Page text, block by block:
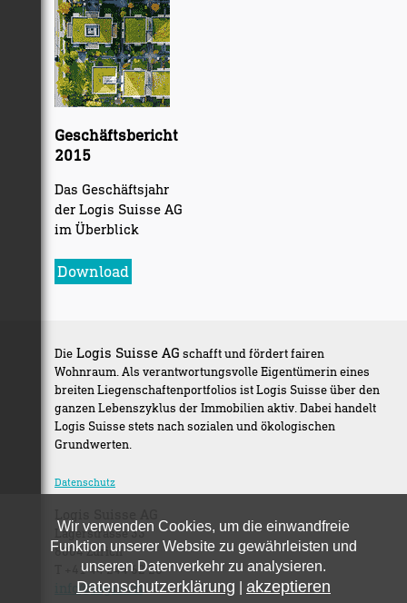
Geschäftsbericht
2015
Das Geschäftsjahr
der Logis Suisse AG
im Überblick
Download
Die Logis Suisse AG schafft und fördert fairen
Wohnraum. Als verantwortungsvolle Eigentümerin eines
breiten Liegenschaftenportfolios ist Logis Suisse über den
ganzen Lebenszyklus der Immobilien aktiv. Dabei handelt
Logis Suisse stets nach sozialen und ökologischen
Grundwerten.
Datenschutz
Lagerstrasse 33
8004 Zürich
T +41 44 244 62 20
info@logis.ch
Wir verwenden Cookies, um die einwandfreie
Funktion unserer Website zu gewährleisten und
unseren Datenverkehr zu analysieren.
Datenschutzerklärung akzeptieren